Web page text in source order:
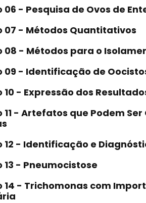
06 - Pesquisa de Ovos de
07 - Métodos Quantitativos
08 - Métodos para o
09 - Identificação de
- Expressão dos
11 - Artefatos que Podem
12 - Identificação e
- Pneumocistose
14 - Trichomonas com